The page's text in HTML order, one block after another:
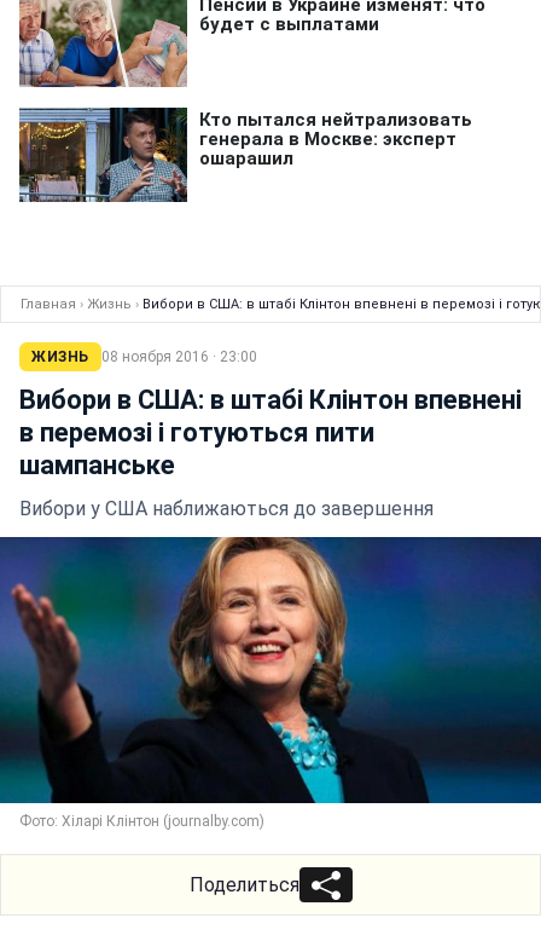
Главная › Жизнь › Вибори в США: в штабі Клінтон впевнені в перемозі і
ЖИЗНЬ 08 ноября 2016 · 23:00
Вибори в США: в штабі Клінтон впевнені
в перемозі і готуються пити
шампанське
Вибори у США наближаються до завершення
Фото: Хіларі Клінтон (journalby.com)
Поделиться